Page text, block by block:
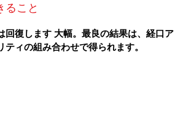
ること
復します 大幅。最良の結果は、経口ア
ティの組み合わせで得られます。